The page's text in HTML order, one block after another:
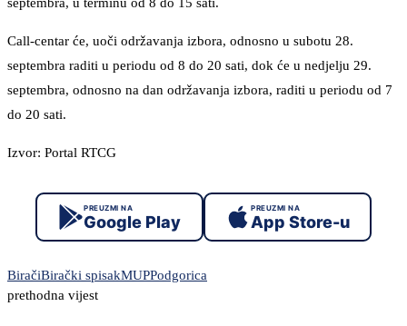
Call-centar će, uoči održavanja izbora, odnosno u subotu 28.
septembra raditi u periodu od 8 do 20 sati, dok će u nedjelju 29.
septembra, odnosno na dan održavanja izbora, raditi u periodu od 7
do 20 sati.
Izvor: Portal RTCG
PREUZMI NA
Google Play
PREUZMI NA
App Store-u
BiračiBirački spisakMUPPodgorica
prethodna vijest